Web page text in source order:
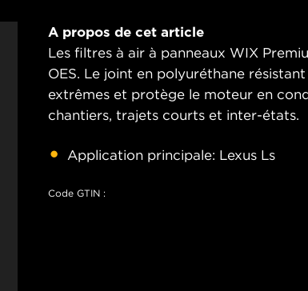
A propos de cet article
Les filtres à air à panneaux WIX
OES. Le joint en polyuréthane
extrêmes et protège le moteur en
chantiers, trajets courts et inter-états.
Application principale: Lexus Ls
Code GTIN :